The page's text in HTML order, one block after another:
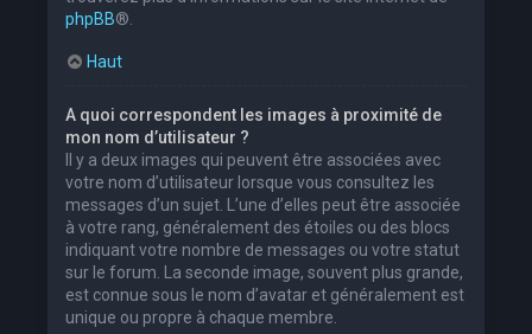
phpBB®.
Haut
A quoi correspondent les images à proximité de
mon nom d’utilisateur ?
Il y a deux images qui peuvent être associées avec
votre nom d’utilisateur lorsque vous consultez les
messages d’un sujet. L’une d’elles peut être associée
à votre rang, généralement des étoiles ou des blocs
indiquant votre nombre de messages ou votre statut
sur le forum. La seconde image, souvent plus grande,
est connue sous le nom d’avatar et généralement est
unique ou propre à chaque membre.